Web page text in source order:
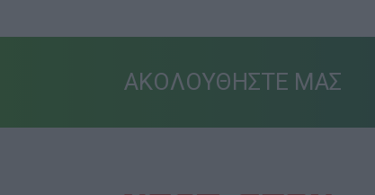
ΑΚΟΛΟΥΘΗΣΤΕ ΜΑΣ